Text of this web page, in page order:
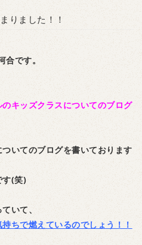
りました！！
です。
キッズクラスについてのブログ
いてのブログを書いております
す(笑)
いて、
ちで燃えているのでしょう！！